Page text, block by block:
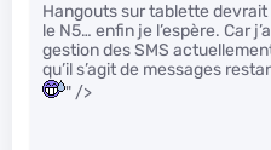
Hangouts sur tablette
le N5… enfin je l’espère. Car
gestion des SMS
qu’il s’agit de messages
" />